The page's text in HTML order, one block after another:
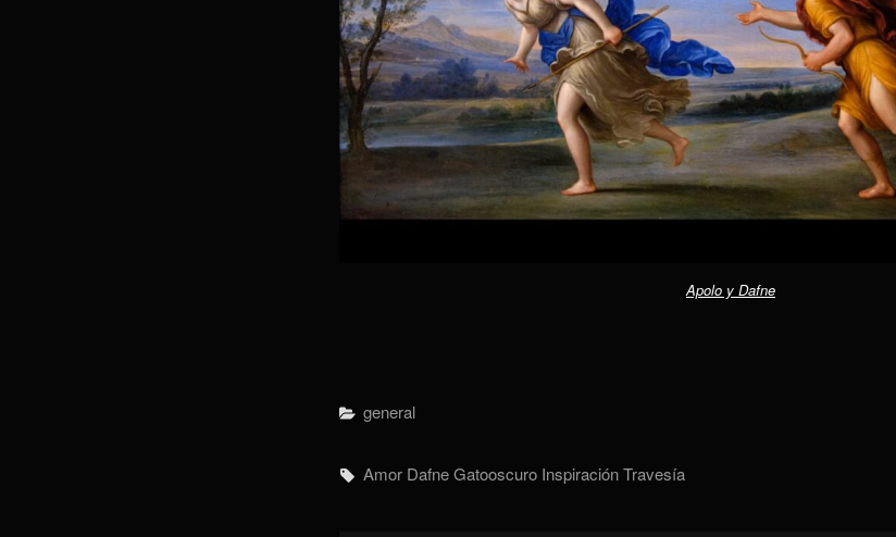
Apolo y Dafne
Categorías
General
Etiquetas,
Amor DafneGatooscuro InspiraciónTravesía